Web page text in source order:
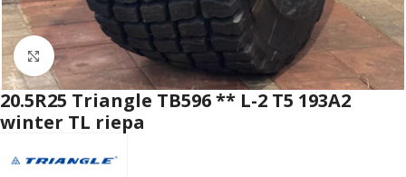
Click to enlarge
20.5R25 Triangle TB596 ** L-2 T5 193A2
winter TL riepa